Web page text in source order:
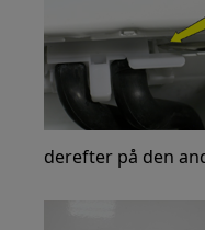
derefter på den